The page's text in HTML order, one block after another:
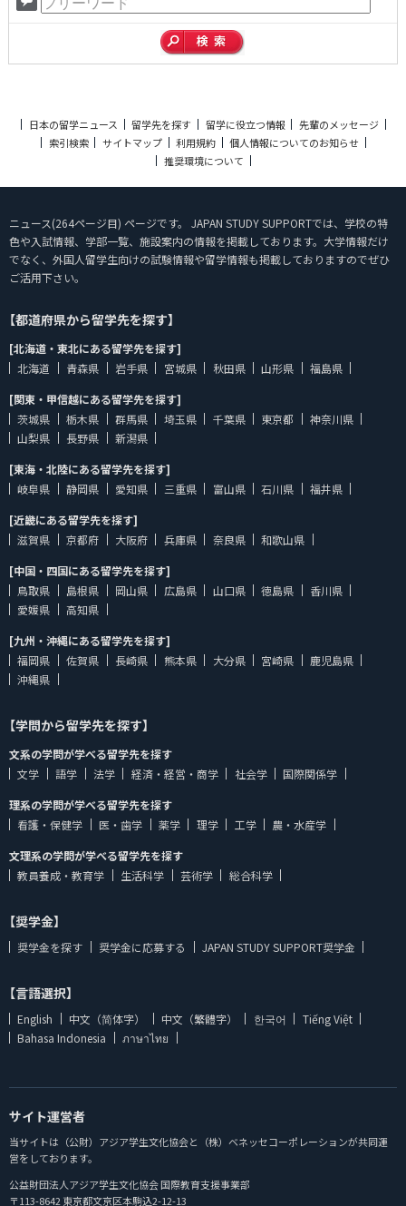
日本の留学ニュース 留学先を探す 留学に役立つ情報
先輩のメッセージ
索引検索
サイトマップ 利用規約
個人情報についてのお知らせ
推奨環境について
ニュース(264ページ目) ページです。 JAPAN STUDY SUPPORTでは、学校の特
色や入試情報、学部一覧、施設案内の情報を掲載しております。大学情報だけ
でなく、外国人留学生向けの試験情報や留学情報も掲載しておりますのでぜひ
ご活用下さい。
【都道府県から留学先を探す】
[北海道・東北にある留学先を探す]
北海道
青森県 岩手県 宮城県 秋田県 山形県
福島県
[関東・甲信越にある留学先を探す]
茨城県
栃木県 群馬県 埼玉県 千葉県 東京都
神奈川県
山梨県
長野県
新潟県
[東海・北陸にある留学先を探す]
岐阜県
静岡県 愛知県 三重県 富山県 石川県
福井県
[近畿にある留学先を探す]
滋賀県
京都府 大阪府 兵庫県 奈良県
和歌山県
[中国・四国にある留学先を探す]
鳥取県
島根県 岡山県 広島県 山口県 徳島県
香川県
愛媛県
高知県
[九州・沖縄にある留学先を探す]
福岡県
佐賀県 長崎県 熊本県 大分県 宮崎県
鹿児島県
沖縄県
【学問から留学先を探す】
文系の学問が学べる留学先を探す
文学
語学 法学 経済・経営・商学 社会学
国際関係学
理系の学問が学べる留学先を探す
看護・保健学
医・歯学 薬学 理学 工学
農・水産学
文理系の学問が学べる留学先を探す
教員養成・教育学
生活科学 芸術学 総合科学
【奨学金】
奨学金を探す 奨学金に応募する JAPAN STUDY SUPPORT奨学金
【言語選択】
English 中文（简体字） 中文（繁體字） 한국어
Tiếng Việt
Bahasa Indonesia
ภาษาไทย
サイト運営者
当サイトは（公財）アジア学生文化協会と（株）ベネッセコーポレーションが共同運
営をしております。
公益財団法人アジア学生文化協会 国際教育支援事業部
〒113-8642 東京都文京区本駒込2-12-13